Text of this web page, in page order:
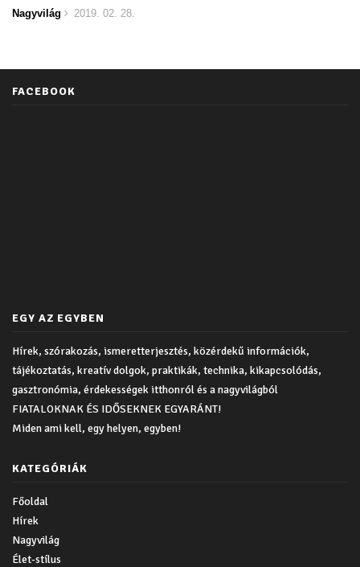
táskában, földbe gyökerezett a lába
Nagyvilág 2019. 02. 28.
FACEBOOK
EGY AZ EGYBEN
Hírek, szórakozás, ismeretterjesztés, közérdekű információk,
tájékoztatás, kreatív dolgok, praktikák, technika, kikapcsolódás,
gasztronómia, érdekességek itthonról és a nagyvilágból
FIATALOKNAK ÉS IDŐSEKNEK EGYARÁNT!
Miden ami kell, egy helyen, egyben!
KATEGÓRIÁK
Főoldal
Hírek
Nagyvilág
Élet-stílus